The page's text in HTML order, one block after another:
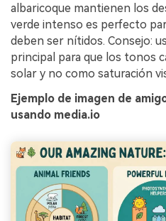
albaricoque mantienen los
verde intenso es perfecto
deben ser nítidos. Consejo:
principal para que los tonos
solar y no como saturación
Ejemplo de imagen de
usando media.io